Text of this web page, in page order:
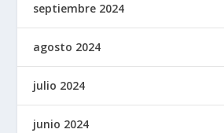
septiembre 2024
agosto 2024
julio 2024
junio 2024